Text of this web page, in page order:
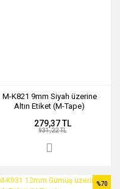
M-K821 9mm Siyah üzerine
Altın Etiket (M-Tape)
279,37 TL
931,22 TL
%70